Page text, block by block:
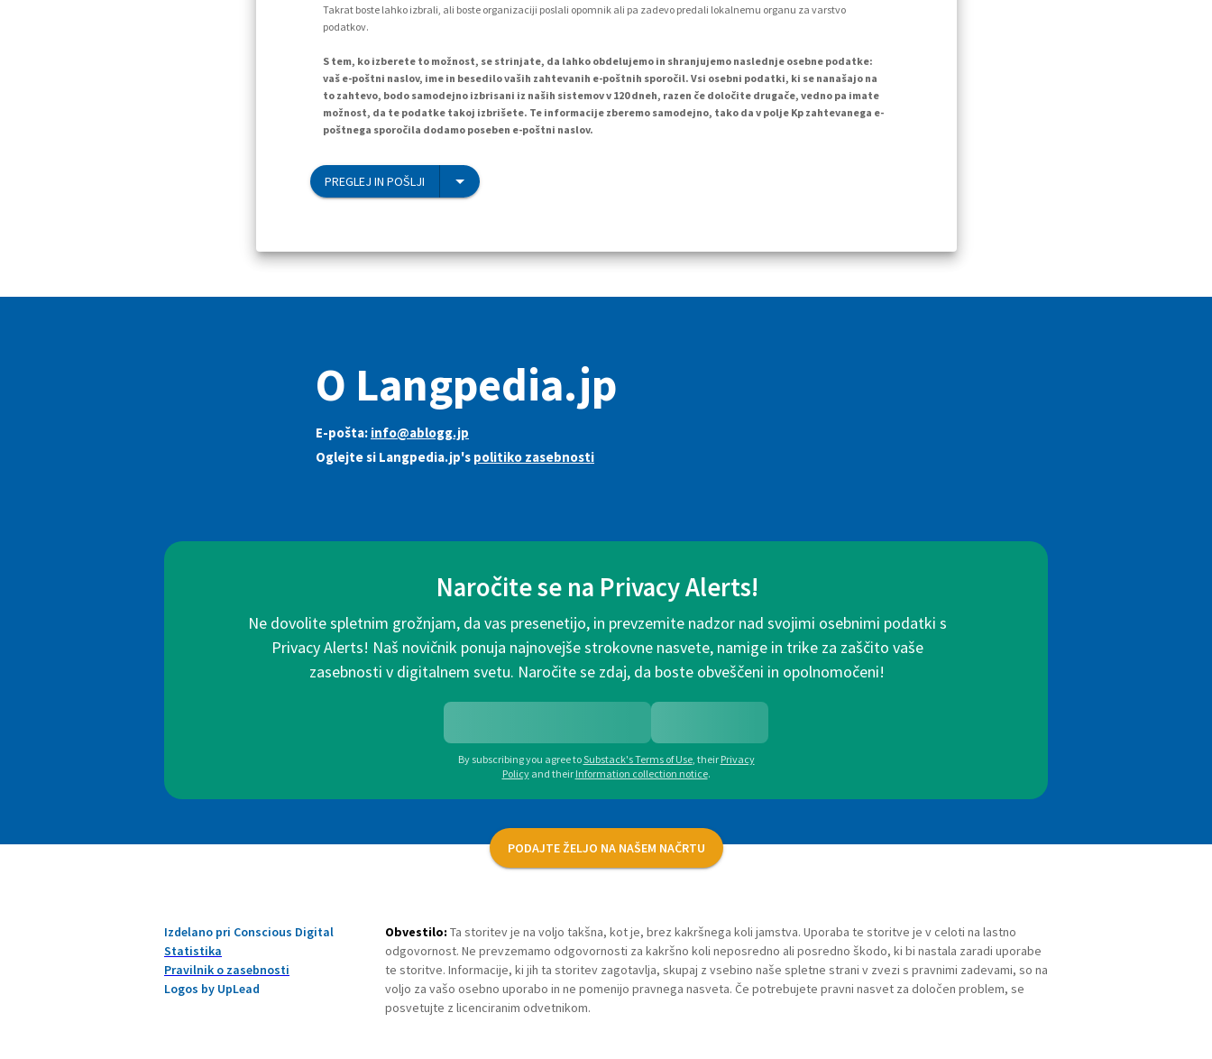
Takrat boste lahko izbrali, ali boste organizaciji poslali opomnik ali pa zadevo predali lokalnemu organu za varstvo
podatkov.
S tem, ko izberete to možnost, se strinjate, da lahko obdelujemo in shranjujemo naslednje osebne podatke:
vaš e-poštni naslov, ime in besedilo vaših zahtevanih e-poštnih sporočil. Vsi osebni podatki, ki se nanašajo na
to zahtevo, bodo samodejno izbrisani iz naših sistemov v 120 dneh, razen če določite drugače, vedno pa imate
možnost, da te podatke takoj izbrišete. Te informacije zberemo samodejno, tako da v polje Kp zahtevanega e-
poštnega sporočila dodamo poseben e-poštni naslov.
PREGLEJ IN POŠLJI
O Langpedia.jp
E-pošta: info@ablogg.jp
Oglejte si Langpedia.jp's politiko zasebnosti
Naročite se na Privacy Alerts!
Ne dovolite spletnim grožnjam, da vas presenetijo, in prevzemite nadzor nad svojimi osebnimi podatki s
Privacy Alerts! Naš novičnik ponuja najnovejše strokovne nasvete, namige in trike za zaščito vaše
zasebnosti v digitalnem svetu. Naročite se zdaj, da boste obveščeni in opolnomočeni!
By subscribing you agree toSubstack's Terms of Use, their Privacy
Policy and their Information collection notice.
PODAJTE ŽELJO NA NAŠEM NAČRTU
Izdelano pri Conscious Digital
Statistika
Pravilnik o zasebnosti
Logos by UpLead
Obvestilo: Ta storitev je na voljo takšna, kot je, brez kakršnega koli jamstva. Uporaba te storitve je v celoti na lastno
odgovornost. Ne prevzemamo odgovornosti za kakršno koli neposredno ali posredno škodo, ki bi nastala zaradi uporabe
te storitve. Informacije, ki jih ta storitev zagotavlja, skupaj z vsebino naše spletne strani v zvezi s pravnimi zadevami, so na
voljo za vašo osebno uporabo in ne pomenijo pravnega nasveta. Če potrebujete pravni nasvet za določen problem, se
posvetujte z licenciranim odvetnikom.